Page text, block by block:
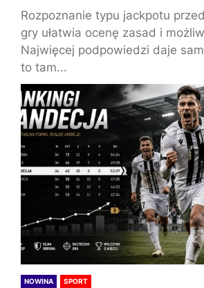
Rozpoznanie typu jackpotu
gry ułatwia ocenę zasad i
Najwięcej podpowiedzi daje
to tam...
NOWINA SPORT